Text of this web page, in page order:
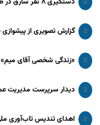
گزارش تصویری از
«زندگی شخصی آقای
دیدار سرپرست مدیریت
اهدای تندیس تاب‌آوری